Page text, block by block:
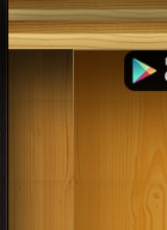
كتب 1967
كتب 1963
كتب 1959
كتب 1951